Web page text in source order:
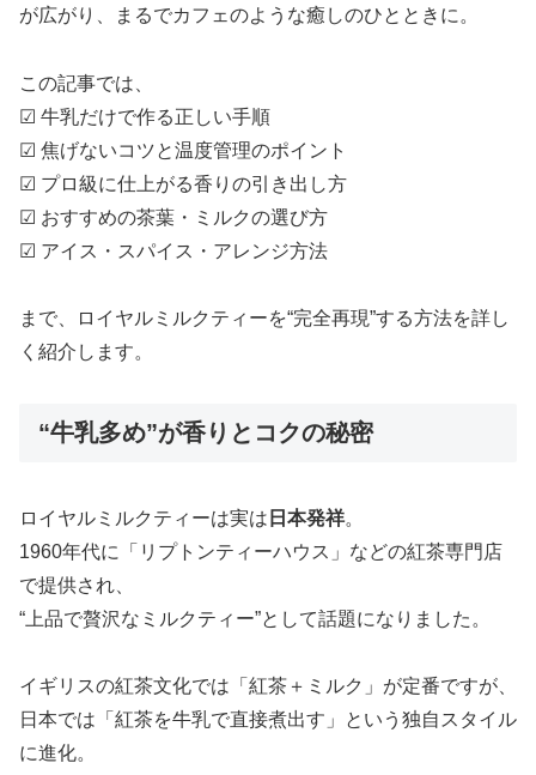
が広がり、まるでカフェのような癒しのひとときに。
この記事では、
☑ 牛乳だけで作る正しい手順
☑ 焦げないコツと温度管理のポイント
☑ プロ級に仕上がる香りの引き出し方
☑ おすすめの茶葉・ミルクの選び方
☑ アイス・スパイス・アレンジ方法
まで、ロイヤルミルクティーを“完全再現”する方法を詳し
く紹介します。
“牛乳多め”が香りとコクの秘密
ロイヤルミルクティーは実は 日本発祥。
1960年代に「リプトンティーハウス」などの紅茶専門店
で提供され、
“上品で贅沢なミルクティー”として話題になりました。
イギリスの紅茶文化では「紅茶＋ミルク」が定番ですが、
日本では「紅茶を牛乳で直接煮出す」という独自スタイル
に進化。